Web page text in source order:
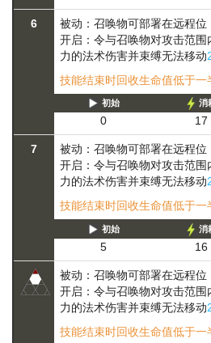
6 被动：召唤物可部署在远程位
开启：令与召唤物对攻击范围
力的法术伤害并束缚无法移动
技能结束时回收生命值低于
初始
0
消
17
7 被动：召唤物可部署在远程位
开启：令与召唤物对攻击范围
力的法术伤害并束缚无法移动
技能结束时回收生命值低于
初始
5
消
16
被动：召唤物可部署在远程位
开启：令与召唤物对攻击范围
力的法术伤害并束缚无法移动
技能结束时回收生命值低于